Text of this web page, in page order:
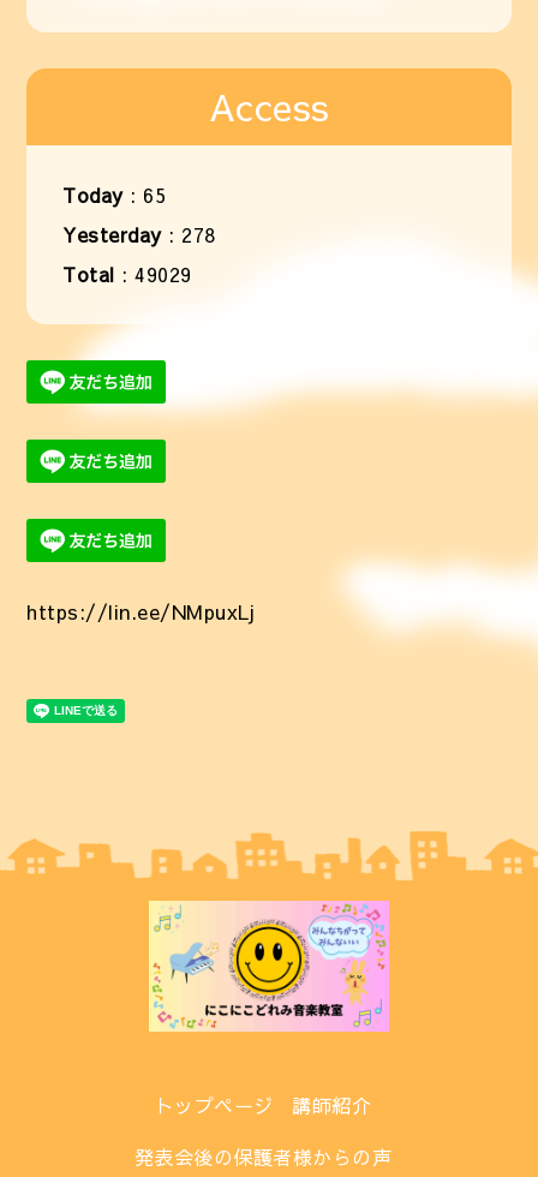
Access
Today: 65
Yesterday: 278
Total :49029
https://lin.ee/NMpuxLj
トップページ
講師紹介
発表会後の保護者様からの声